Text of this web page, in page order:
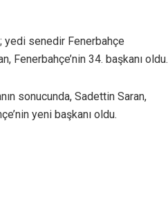
yedi senedir Fenerbahçe
Fenerbahçe’nin 34. başkanı oldu.
sonucunda, Sadettin Saran,
yeni başkanı oldu.